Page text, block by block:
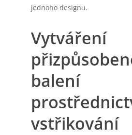
jednoho designu.
Vytváření
balení
vstřikování